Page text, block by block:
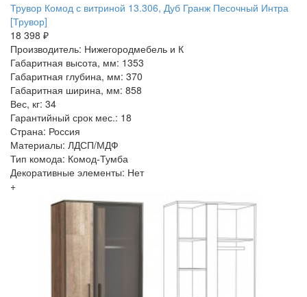
Трувор Комод с витриной 13.306, Дуб Гранж Песочный Интра
[Трувор]
18 398 ₽
Производитель: Нижегородмебель и К
Габаритная высота, мм: 1353
Габаритная глубина, мм: 370
Габаритная ширина, мм: 858
Вес, кг: 34
Гарантийный срок мес.: 18
Страна: Россия
Материалы: ЛДСП/МДФ
Тип комода: Комод-Тумба
Декоративные элементы: Нет
+